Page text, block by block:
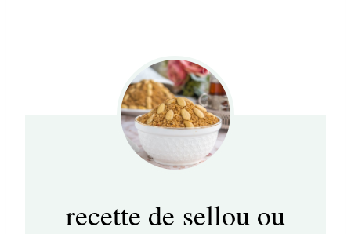
recette de sellou ou